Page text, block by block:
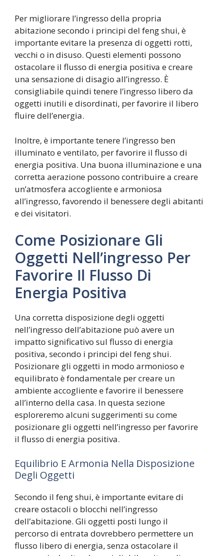
Per migliorare l’ingresso della propria
abitazione secondo i principi del feng shui, è
importante evitare la presenza di oggetti rotti,
vecchi o in disuso. Questi elementi possono
ostacolare il flusso di energia positiva e creare
una sensazione di disagio all’ingresso. È
consigliabile quindi tenere l’ingresso libero da
oggetti inutili e disordinati, per favorire il libero
fluire dell’energia.
Inoltre, è importante tenere l’ingresso ben
illuminato e ventilato, per favorire il flusso di
energia positiva. Una buona illuminazione e una
corretta aerazione possono contribuire a creare
un’atmosfera accogliente e armoniosa
all’ingresso, favorendo il benessere degli abitanti
e dei visitatori.
Come Posizionare Gli
Oggetti Nell’ingresso Per
Favorire Il Flusso Di
Energia Positiva
Una corretta disposizione degli oggetti
nell’ingresso dell’abitazione può avere un
impatto significativo sul flusso di energia
positiva, secondo i principi del feng shui.
Posizionare gli oggetti in modo armonioso e
equilibrato è fondamentale per creare un
ambiente accogliente e favorire il benessere
all’interno della casa. In questa sezione
esploreremo alcuni suggerimenti su come
posizionare gli oggetti nell’ingresso per favorire
il flusso di energia positiva.
Equilibrio E Armonia Nella Disposizione
Degli Oggetti
Secondo il feng shui, è importante evitare di
creare ostacoli o blocchi nell’ingresso
dell’abitazione. Gli oggetti posti lungo il
percorso di entrata dovrebbero permettere un
flusso libero di energia, senza ostacolare il